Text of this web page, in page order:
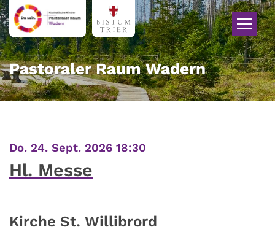
Zum Inhalt springen
Pastoraler Raum Wadern
Do. 24. Sept. 2026 18:30
Hl. Messe
Kirche St. Willibrord